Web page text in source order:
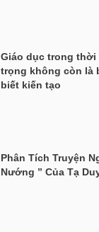
Giáo dục trong thời
trọng không còn là
biết kiến tạo
Phân Tích Truyện
Nướng ” Của Tạ